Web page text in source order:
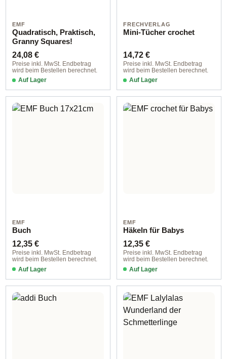
EMF
Quadratisch, Praktisch,
Granny Squares!
Regulärer Preis:
24,08 €
Preise inkl. MwSt. Endbetrag
wird beim Bestellen berechnet.
Auf Lager
FRECHVERLAG
Mini-Tücher crochet
Regulärer Preis:
14,72 €
Preise inkl. MwSt. Endbetrag
wird beim Bestellen berechnet.
Auf Lager
EMF
Buch
Regulärer Preis:
12,35 €
Preise inkl. MwSt. Endbetrag
wird beim Bestellen berechnet.
Auf Lager
EMF
Häkeln für Babys
Regulärer Preis:
12,35 €
Preise inkl. MwSt. Endbetrag
wird beim Bestellen berechnet.
Auf Lager